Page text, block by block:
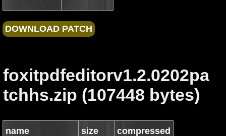
foxitpdfeditorv1.2.0202pa
tchhs.zip (107448 bytes)
name size compressed